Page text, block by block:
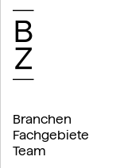
Branchen
Fachgebiete
Team